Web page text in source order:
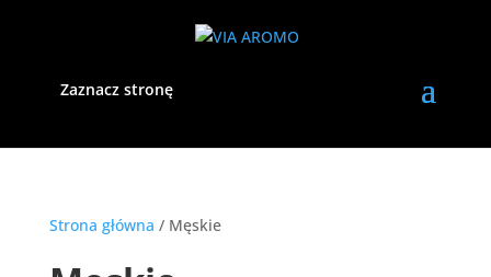
Zaznacz stronę
Strona główna / Męskie